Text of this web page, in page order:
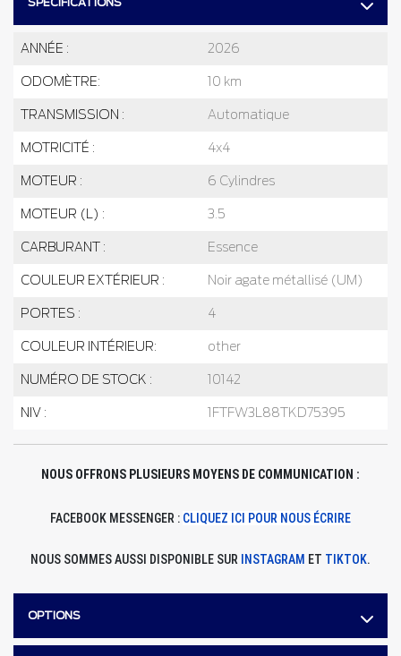
ANNÉE : 2026
ODOMÈTRE: 10 km
TRANSMISSION : Automatique
MOTRICITÉ : 4x4
MOTEUR : 6 Cylindres
MOTEUR (L) : 3.5
CARBURANT : Essence
COULEUR EXTÉRIEUR : Noir agate métallisé (UM)
PORTES : 4
COULEUR INTÉRIEUR: other
NUMÉRO DE STOCK : 10142
NIV : 1FTFW3L88TKD75395
NOUS OFFRONS PLUSIEURS MOYENS DE COMMUNICATION :
FACEBOOK MESSENGER : CLIQUEZ ICI POUR NOUS ÉCRIRE
NOUS SOMMES AUSSI DISPONIBLE SUR INSTAGRAM ET TIKTOK.
OPTIONS